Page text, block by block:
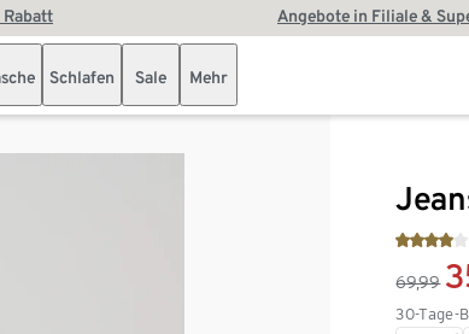
Rabatt Angebote in Filiale &
Schlafen Sale Mehr
69,99
30-Tage-